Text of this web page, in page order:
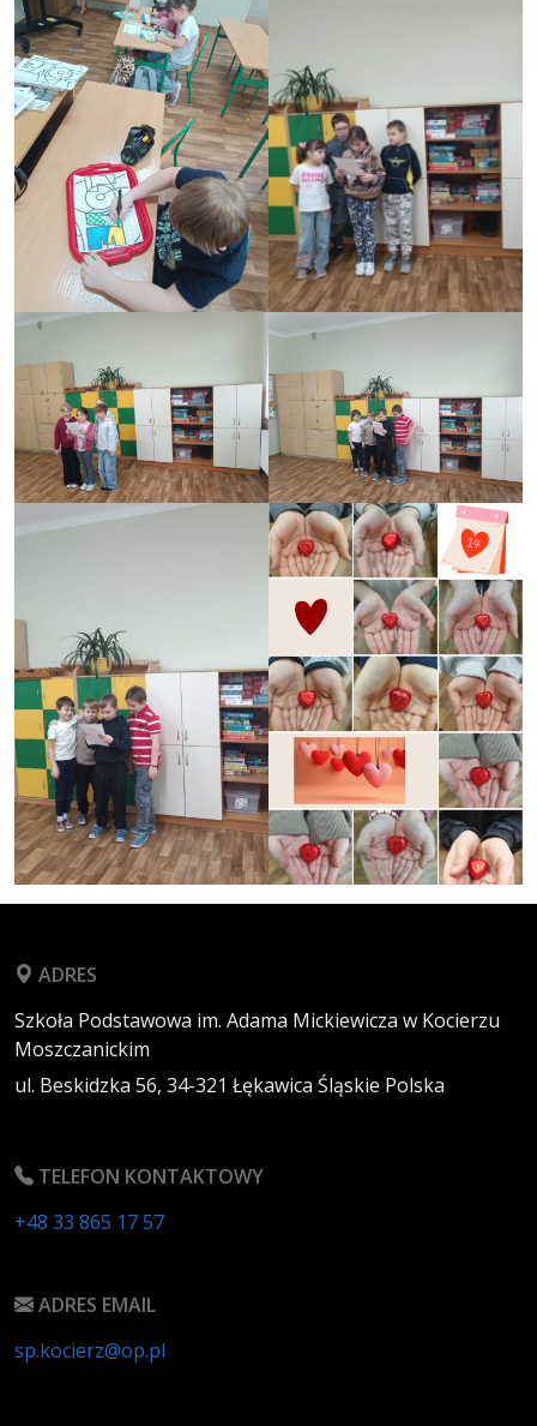
ADRES
Szkoła Podstawowa im. Adama Mickiewicza w Kocierzu
Moszczanickim
ul. Beskidzka 56, 34-321 Łękawica Śląskie Polska
TELEFON KONTAKTOWY
+48 33 865 17 57
ADRES EMAIL
sp.kocierz@op.pl